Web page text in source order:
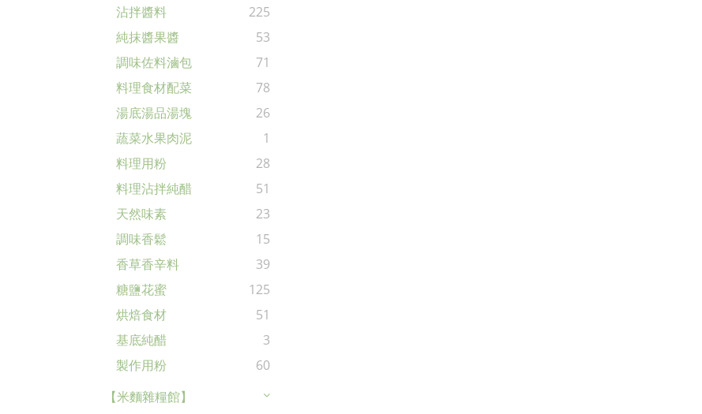
沾拌醬料
225
純抹醬果醬
53
調味佐料滷包
71
料理食材配菜
78
湯底湯品湯塊
26
蔬菜水果肉泥
1
料理用粉
28
料理沾拌純醋
51
天然味素
23
調味香鬆
15
香草香辛料
39
糖鹽花蜜
125
烘焙食材
51
基底純醋
3
製作用粉
60
【米麵雜糧館】